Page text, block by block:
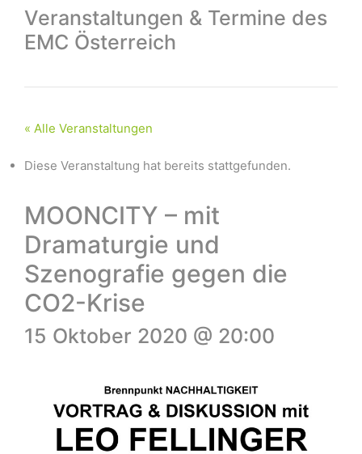
Veranstaltungen & Termine des
EMC Österreich
« Alle Veranstaltungen
Diese Veranstaltung hat bereits stattgefunden.
MOONCITY – mit
Dramaturgie und
Szenografie gegen die
CO2-Krise
15 Oktober 2020 @ 20:00